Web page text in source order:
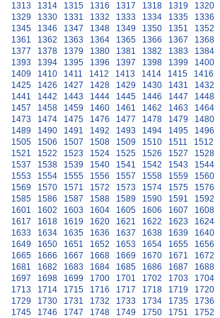
1313
1314 1315 1316 1317 1318 1319 1320
1329
1330 1331 1332 1333 1334 1335 1336
1345
1346 1347 1348 1349 1350 1351 1352
1361
1362 1363 1364 1365 1366 1367 1368
1377
1378 1379 1380 1381 1382 1383 1384
1393
1394 1395 1396 1397 1398 1399 1400
1409
1410 1411 1412 1413 1414 1415 1416
1425
1426 1427 1428 1429 1430 1431 1432
1441
1442 1443 1444 1445 1446 1447 1448
1457
1458 1459 1460 1461 1462 1463 1464
1473
1474 1475 1476 1477 1478 1479 1480
1489
1490 1491 1492 1493 1494 1495 1496
1505
1506 1507 1508 1509 1510 1511 1512
1521
1522 1523 1524 1525 1526 1527 1528
1537
1538 1539 1540 1541 1542 1543 1544
1553
1554 1555 1556 1557 1558 1559 1560
1569
1570 1571 1572 1573 1574 1575 1576
1585
1586 1587 1588 1589 1590 1591 1592
1601
1602 1603 1604 1605 1606 1607 1608
1617
1618 1619 1620 1621 1622 1623 1624
1633
1634 1635 1636 1637 1638 1639 1640
1649
1650 1651 1652 1653 1654 1655 1656
1665
1666 1667 1668 1669 1670 1671 1672
1681
1682 1683 1684 1685 1686 1687 1688
1697
1698 1699 1700 1701 1702 1703 1704
1713
1714 1715 1716 1717 1718 1719 1720
1729
1730 1731 1732 1733 1734 1735 1736
1745
1746 1747 1748 1749 1750 1751 1752